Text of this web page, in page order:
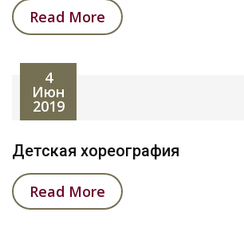
Read More
4
Июн
2019
Детская хореография
Read More